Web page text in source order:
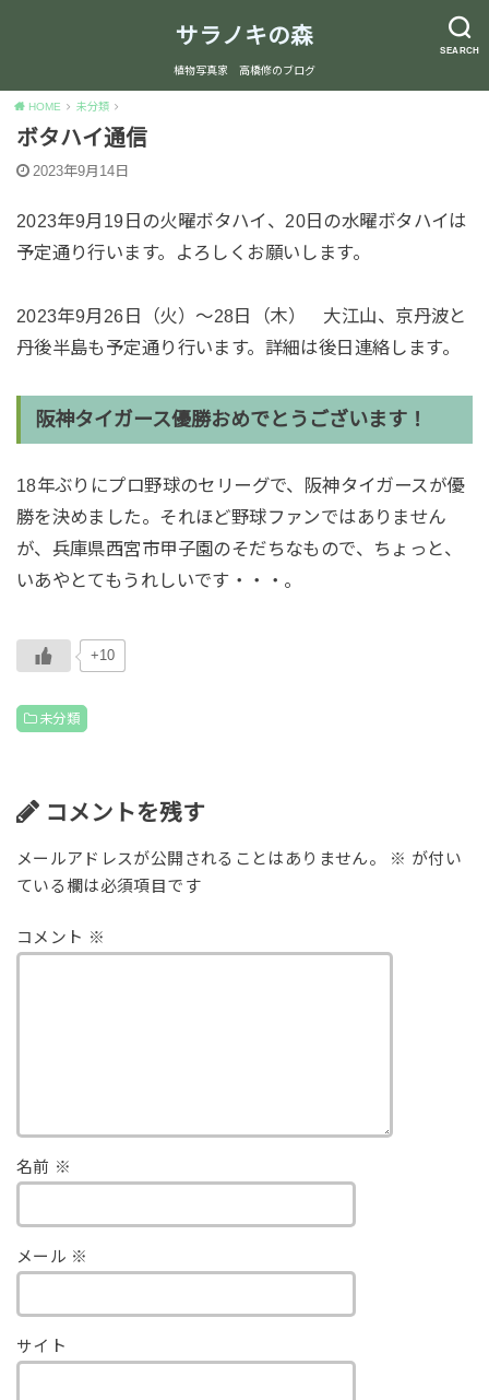
SEARCH
サラノキの森
植物写真家 高橋修のブログ
HOME 未分類
ボタハイ通信
2023年9月14日
2023年9月19日の火曜ボタハイ、20日の水曜ボタハイは
予定通り行います。よろしくお願いします。
2023年9月26日（火）～28日（木） 大江山、京丹波と
丹後半島も予定通り行います。詳細は後日連絡します。
阪神タイガース優勝おめでとうございます！
18年ぶりにプロ野球のセリーグで、阪神タイガースが優
勝を決めました。それほど野球ファンではありません
が、兵庫県西宮市甲子園のそだちなもので、ちょっと、
いあやとてもうれしいです・・・。
+10
未分類
コメントを残す
メールアドレスが公開されることはありません。 ※ が付い
ている欄は必須項目です
コメント ※
名前 ※
メール ※
サイト